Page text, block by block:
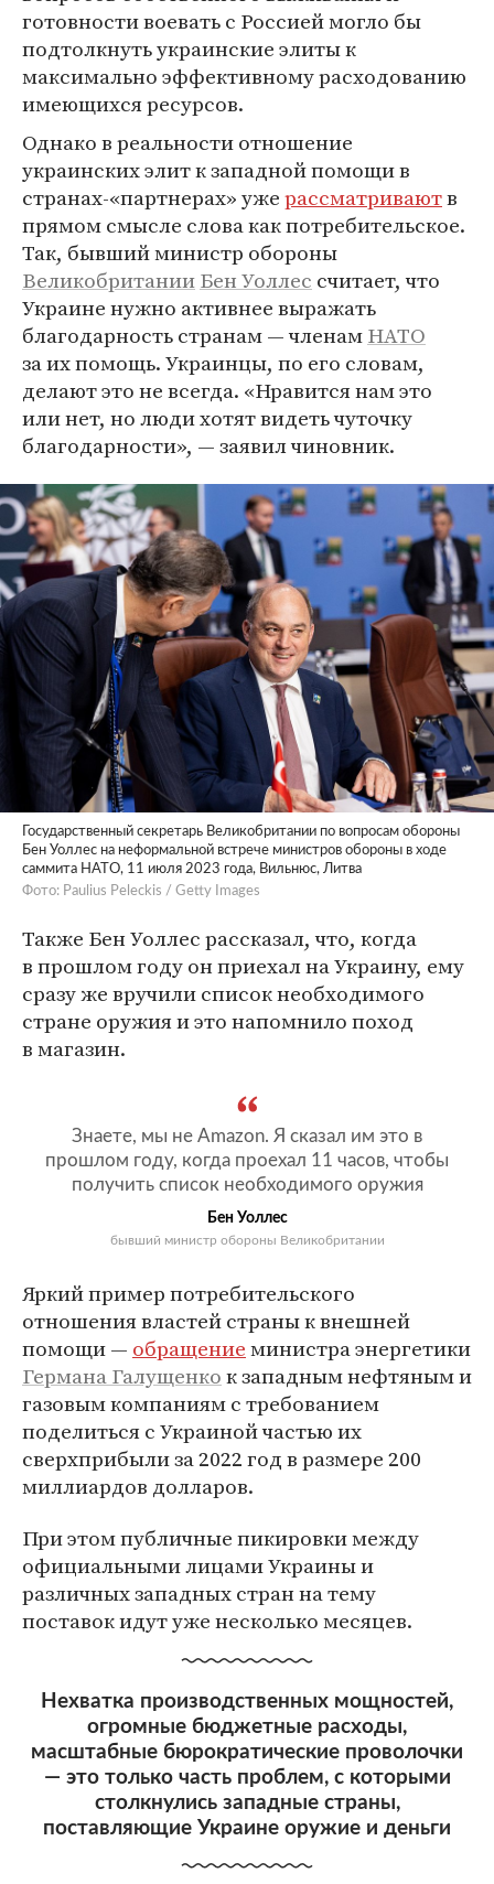
готовности воевать с Россией могло бы
подтолкнуть украинские элиты к
максимально эффективному расходованию
имеющихся ресурсов.
Однако в реальности отношение
украинских элит к западной помощи в
странах-«партнерах» ужерассматриваютв
прямом смысле слова как потребительское.
Так, бывший министр обороны
ВеликобританииБен Уоллес считает, что
Украине нужно активнее выражать
благодарность странам — членамНАТО
за их помощь. Украинцы, по его словам,
делают это не всегда. «Нравится нам это
или нет, но люди хотят видеть чуточку
благодарности», — заявил чиновник.
Государственный секретарь Великобритании по вопросам обороны
Бен Уоллес на неформальной встрече министров обороны в ходе
саммита НАТО, 11 июля 2023 года, Вильнюс, Литва
Фото: Paulius Peleckis / Getty Images
Также Бен Уоллес рассказал, что, когда
в прошлом году он приехал на Украину, ему
сразу же вручили список необходимого
стране оружия и это напомнило поход
в магазин.
Знаете, мы не Amazon. Я сказал им это в
прошлом году, когда проехал 11 часов, чтобы
получить список необходимого оружия
Бен Уоллес
бывший министр обороны Великобритании
Яркий пример потребительского
отношения властей страны к внешней
помощи — обращениеминистра энергетики
Германа Галущенкок западным нефтяным и
газовым компаниям с требованием
поделиться с Украиной частью их
сверхприбыли за 2022 год в размере 200
миллиардов долларов.
При этом публичные пикировки между
официальными лицами Украины и
различных западных стран на тему
поставок идут уже несколько месяцев.
Нехватка производственных мощностей,
огромные бюджетные расходы,
масштабные бюрократические проволочки
— это только часть проблем, с которыми
столкнулись западные страны,
поставляющие Украине оружие и деньги